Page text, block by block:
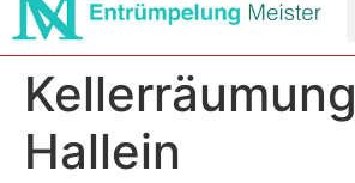
Kellerräumung
Hallein